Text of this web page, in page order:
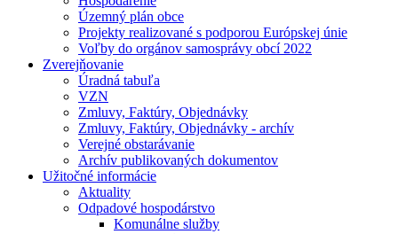
Územný plán obce
Projekty realizované s podporou Európskej únie
Voľby do orgánov samosprávy obcí 2022
Zverejňovanie
Úradná tabuľa
VZN
Zmluvy, Faktúry, Objednávky
Zmluvy, Faktúry, Objednávky - archív
Verejné obstarávanie
Archív publikovaných dokumentov
Užitočné informácie
Aktuality
Odpadové hospodárstvo
Komunálne služby